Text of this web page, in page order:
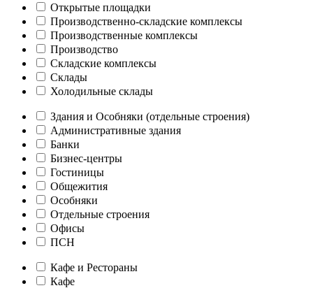
Открытые площадки
Производственно-складские комплексы
Производственные комплексы
Производство
Складские комплексы
Склады
Холодильные склады
Здания и Особняки (отдельные строения)
Административные здания
Банки
Бизнес-центры
Гостиницы
Общежития
Особняки
Отдельные строения
Офисы
ПСН
Кафе и Рестораны
Кафе